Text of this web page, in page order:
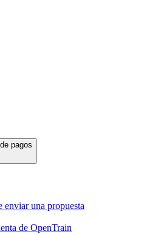
pagos
enviar una propuesta
de OpenTrain